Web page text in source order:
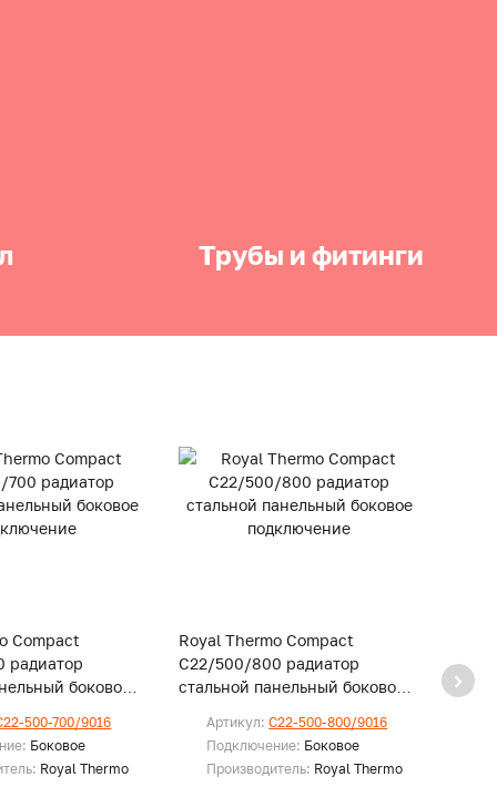
Трубы и фитинги
Compact
радиатор
боковое
500-700/9016
Боковое
Royal Thermo
Royal Thermo Compact
C22/500/800 радиатор
стальной панельный боковое
Артикул:C22-500-800/9016
Подключение: Боковое
Производитель: Royal Thermo
C22/